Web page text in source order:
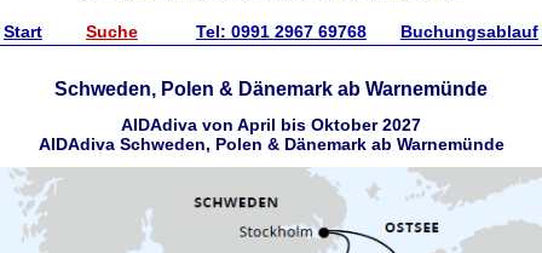
Start Suche Tel: 0991 2967 69768 Buchungsablauf
Schweden, Polen & Dänemark ab Warnemünde
AIDAdiva von April bis Oktober 2027
AIDAdiva Schweden, Polen & Dänemark ab Warnemünde